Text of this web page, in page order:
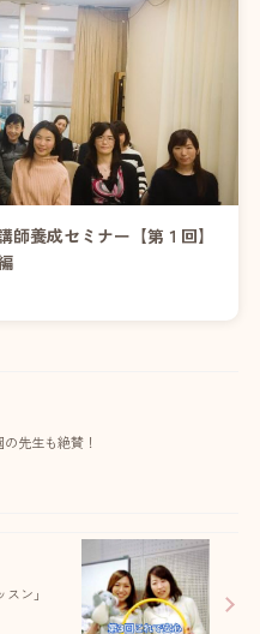
養成セミナー【第１回】
先生も絶賛！
ン」